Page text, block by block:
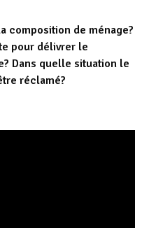
composition de ménage?
pour délivrer le
Dans quelle situation le
réclamé?